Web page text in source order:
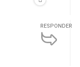
RESPONDER